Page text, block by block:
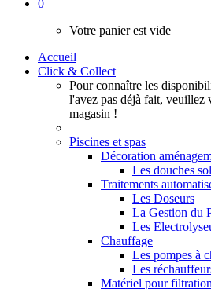
0
Votre panier est vide
Accueil
Click & Collect
Pour connaître les
l'avez pas déjà fait, veuillez
magasin !
Piscines et spas
Décoration
Les douches
Traitements
Les Doseurs
La Gestion du
Les
Chauffage
Les pompes à
Les
Matériel pour filtration